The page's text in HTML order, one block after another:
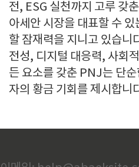
전, ESG 실천까지 고루 갖춘
아세안 시장을 대표할 수
할 잠재력을 지니고 있습니
전성, 디지털 대응력, 사회
든 요소를 갖춘 PNJ는 단
자의 황금 기회를 제시합니